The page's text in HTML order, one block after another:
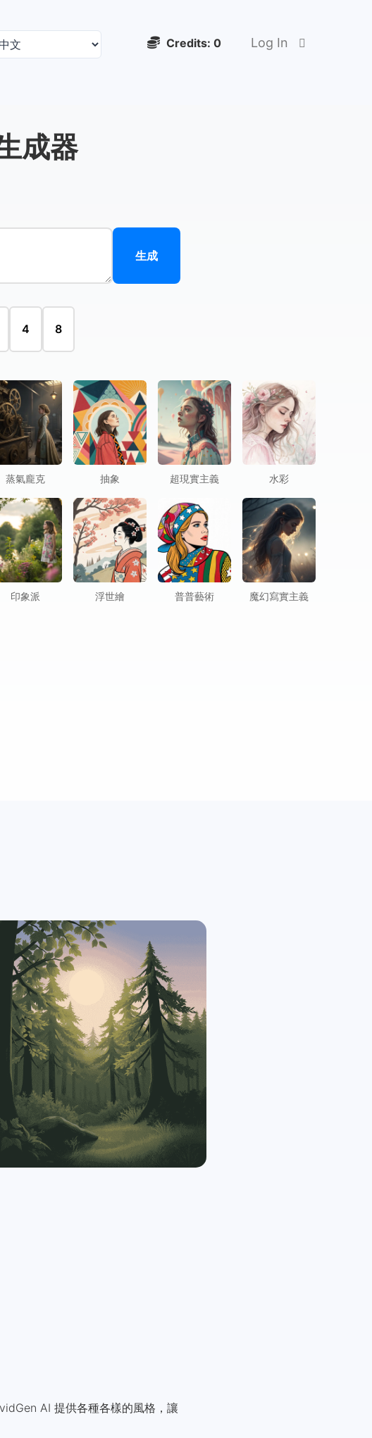
Credits: 0 Log In
成器
生成
4 8
蒸氣龐克 抽象 超現實主義 水彩
印象派 浮世繪 普普藝術 魔幻寫實主義
AI 提供各種各樣的風格，讓